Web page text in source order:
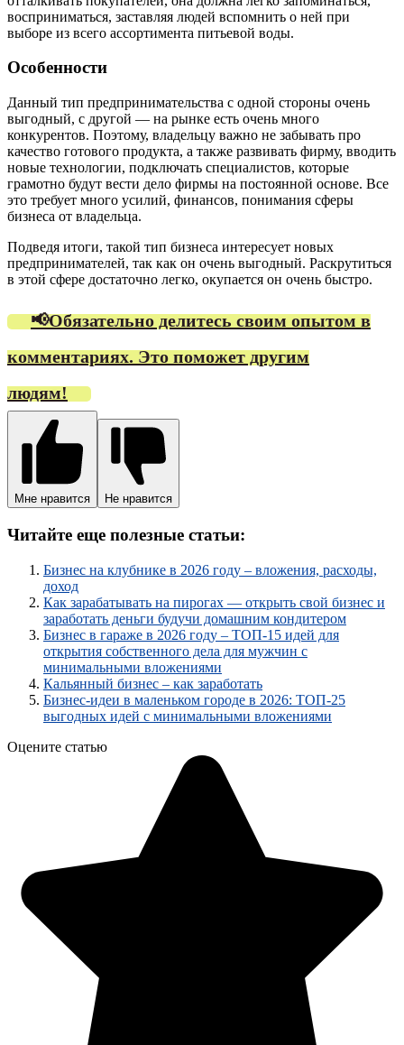
восприниматься, заставляя людей вспомнить о ней при
выборе из всего ассортимента питьевой воды.
Особенности
Данный тип предпринимательства с одной стороны очень
выгодный, с другой — на рынке есть очень много
конкурентов. Поэтому, владельцу важно не забывать про
качество готового продукта, а также развивать фирму, вводить
новые технологии, подключать специалистов, которые
грамотно будут вести дело фирмы на постоянной основе. Все
это требует много усилий, финансов, понимания сферы
бизнеса от владельца.
Подведя итоги, такой тип бизнеса интересует новых
предпринимателей, так как он очень выгодный. Раскрутиться
в этой сфере достаточно легко, окупается он очень быстро.
📢Обязательно делитесь своим опытом в
комментариях. Это поможет другим
людям!
Мне нравится Не нравится
Читайте еще полезные статьи:
Бизнес на клубнике в 2026 году – вложения, расходы,
доход
Как зарабатывать на пирогах — открыть свой бизнес и
заработать деньги будучи домашним кондитером
Бизнес в гараже в 2026 году – ТОП-15 идей для
открытия собственного дела для мужчин с
минимальными вложениями
Кальянный бизнес – как заработать
Бизнес-идеи в маленьком городе в 2026: ТОП-25
выгодных идей с минимальными вложениями
Оцените статью